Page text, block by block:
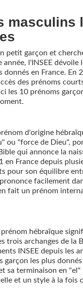
masculins
petit garçon et
année, l'INSEE dévoile
donnés en France. En
des prénoms
les 10 prénoms
d'origine
ou "force de Dieu",
qui annonce la
en France depuis
pour son équilibre
facilement
fait un prénom
hébraïque
trois archanges de la
INSEE depuis les
garçon les plus donnés
sa terminaison en
et un style à la fois